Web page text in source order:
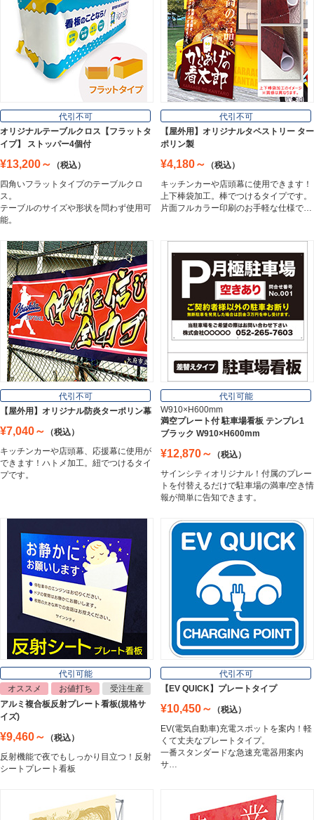
壁面看板
Wall Sign
フロアサイン／路面表示
Floor / Road Surface Sign
アルミ複合板
Aluminum Composite Board
スチレンボード
Styrene Board
板材
Board
フレーム／看板枠
Frame
Magnet Sheet
インクジェットメディア
Inkjet Media
看板照明
Lighting Equipment
トラスコ中山
Trusco Nakayama
代引不可
オリジナルテーブルクロス【フラットタ
イプ】 ストッパー4個付
¥13,200～
（税込）
四角いフラットタイプのテーブルクロ
ス。
テーブルのサイズや形状を問わず使用可
能。
代引不可
【屋外用】オリジナルタペストリー ター
ポリン製
¥4,180～
（税込）
キッチンカーや店頭幕に使用できます！
上下棒袋加工。棒でつけるタイプです。
片面フルカラー印刷のお手軽な仕様で…
代引不可
【屋外用】オリジナル防炎ターポリン幕
¥7,040～
（税込）
キッチンカーや店頭幕、応援幕に使用が
できます！ハトメ加工。紐でつけるタイ
プです。
代引可能
W910×H600mm
満空プレート付 駐車場看板 テンプレ1
ブラック W910×H600mm
¥12,870～
（税込）
サインシティオリジナル！付属のプレー
トを付替えるだけで駐車場の満車/空き情
報が簡単に告知できます。
代引可能
オススメ
お値打ち
受注生産
アルミ複合板反射プレート看板(規格サ
イズ)
¥9,460～
（税込）
反射機能で夜でもしっかり目立つ！反射
シートプレート看板
代引不可
【EV QUICK】プレートタイプ
¥10,450～
（税込）
EV(電気自動車)充電スポットを案内！軽
くて丈夫なプレートタイプ。
一番スタンダードな急速充電器用案内
サ…